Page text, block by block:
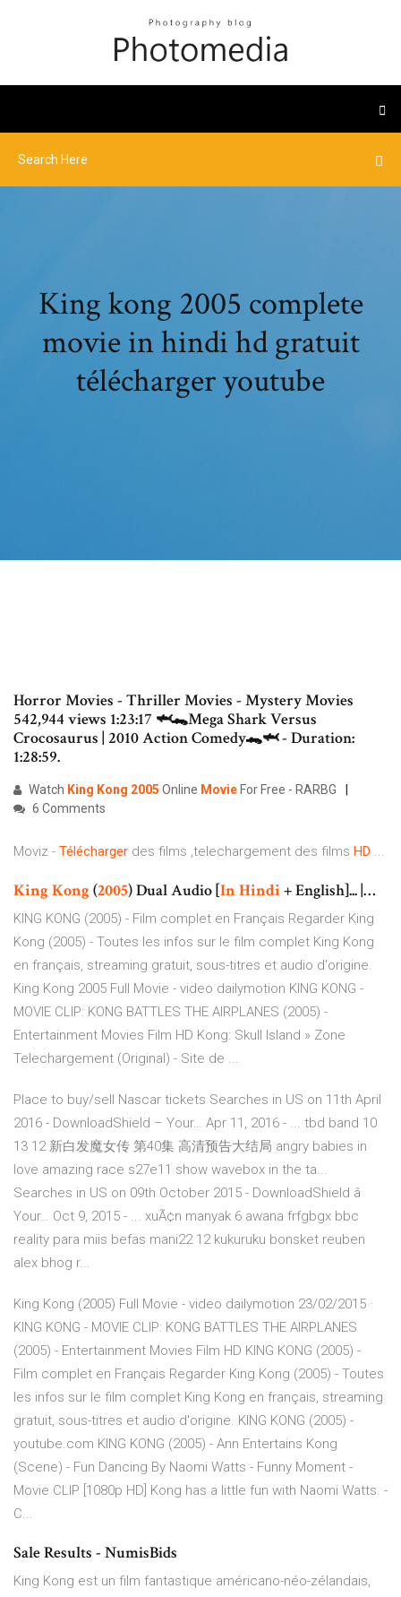
King kong 2005 complete
movie in hindi hd gratuit
télécharger youtube
Horror Movies - Thriller Movies - Mystery Movies
542,944 views 1:23:17 🦈🐊Mega Shark Versus
Crocosaurus | 2010 Action Comedy🐊🦈 - Duration:
1:28:59.
Watch King Kong 2005 Online Movie For Free - RARBG
6 Comments
Moviz - Télécharger des films ,telechargement des films HD ...
King Kong (2005) Dual Audio [InHindi + English]... |…
KING KONG (2005) - Film complet en Français Regarder King
Kong (2005) - Toutes les infos sur le film complet King Kong
en français, streaming gratuit, sous-titres et audio d'origine.
King Kong 2005 Full Movie - video dailymotion KING KONG -
MOVIE CLIP: KONG BATTLES THE AIRPLANES (2005) -
Entertainment Movies Film HD Kong: Skull Island » Zone
Telechargement (Original) - Site de ...
Place to buy/sell Nascar tickets Searches in US on 11th April
2016 - DownloadShield – Your… Apr 11, 2016 - ... tbd band 10
13 12 新白发魔女传 第40集 高清预告大结局 angry babies in
love amazing race s27e11 show wavebox in the ta...
Searches in US on 09th October 2015 - DownloadShield â
Your… Oct 9, 2015 - ... xuÃ¢n manyak 6 awana frfgbgx bbc
reality para miis befas mani22 12 kukuruku bonsket reuben
alex bhog r...
King Kong (2005) Full Movie - video dailymotion 23/02/2015 ·
KING KONG - MOVIE CLIP: KONG BATTLES THE AIRPLANES
(2005) - Entertainment Movies Film HD KING KONG (2005) -
Film complet en Français Regarder King Kong (2005) - Toutes
les infos sur le film complet King Kong en français, streaming
gratuit, sous-titres et audio d'origine. KING KONG (2005) -
youtube.com KING KONG (2005) - Ann Entertains Kong
(Scene) - Fun Dancing By Naomi Watts - Funny Moment -
Movie CLIP [1080p HD] Kong has a little fun with Naomi Watts. -
C...
Sale Results - NumisBids
King Kong est un film fantastique américano-néo-zélandais,